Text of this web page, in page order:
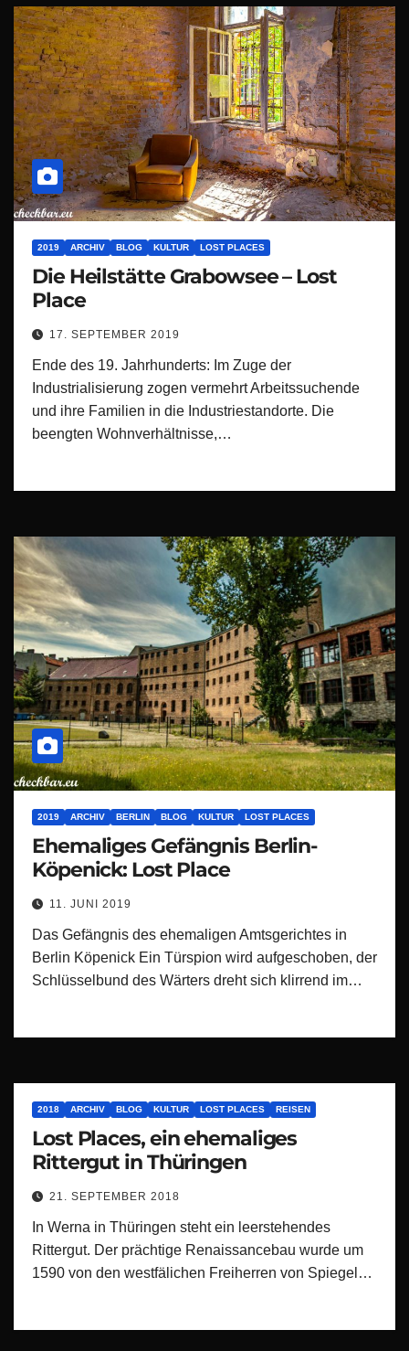
2019 ARCHIV BLOG KULTUR LOST PLACES
Die Heilstätte Grabowsee – Lost
Place
17. SEPTEMBER 2019
Ende des 19. Jahrhunderts: Im Zuge der
Industrialisierung zogen vermehrt Arbeitssuchende
und ihre Familien in die Industriestandorte. Die
beengten Wohnverhältnisse,…
2019 ARCHIV BERLIN BLOG KULTUR LOST PLACES
Ehemaliges Gefängnis Berlin-
Köpenick: Lost Place
11. JUNI 2019
Das Gefängnis des ehemaligen Amtsgerichtes in
Berlin Köpenick Ein Türspion wird aufgeschoben, der
Schlüsselbund des Wärters dreht sich klirrend im…
2018 ARCHIV BLOG KULTUR LOST PLACES REISEN
Lost Places, ein ehemaliges
Rittergut in Thüringen
21. SEPTEMBER 2018
In Werna in Thüringen steht ein leerstehendes
Rittergut. Der prächtige Renaissancebau wurde um
1590 von den westfälichen Freiherren von Spiegel…